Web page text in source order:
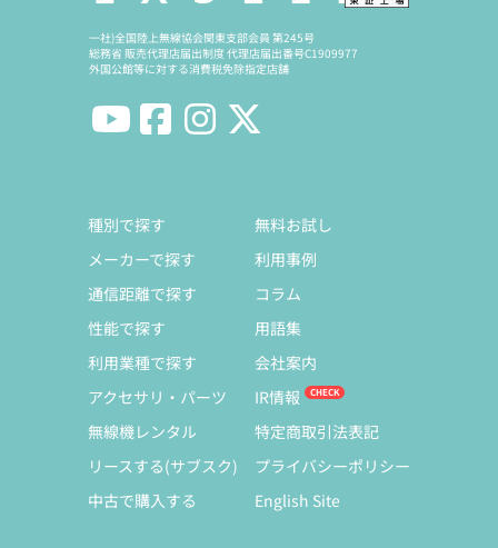
一社)全国陸上無線協会関東支部会員 第245号
総務省 販売代理店届出制度 代理店届出番号C1909977
外国公館等に対する消費税免除指定店舗
種別で探す
メーカーで探す
通信距離で探す
性能で探す
利用業種で探す
アクセサリ・パーツ
無線機レンタル
リースする(サブスク)
中古で購入する
無料お試し
利用事例
コラム
用語集
会社案内
IR情報
特定商取引法表記
プライバシーポリシー
English Site